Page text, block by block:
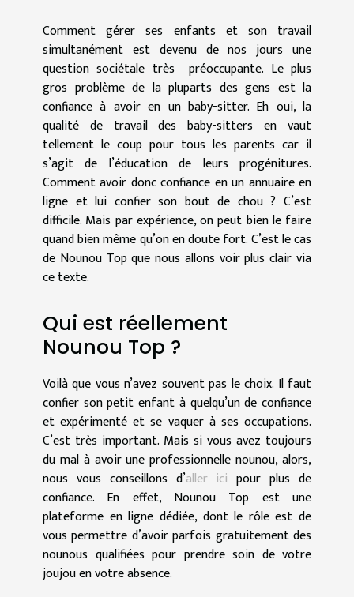
Comment gérer ses enfants et son travail
simultanément est devenu de nos jours une
question sociétale très préoccupante. Le plus
gros problème de la pluparts des gens est la
confiance à avoir en un baby-sitter. Eh oui, la
qualité de travail des baby-sitters en vaut
tellement le coup pour tous les parents car il
s’agit de l’éducation de leurs progénitures.
Comment avoir donc confiance en un annuaire en
ligne et lui confier son bout de chou ? C’est
difficile. Mais par expérience, on peut bien le faire
quand bien même qu’on en doute fort. C’est le cas
de Nounou Top que nous allons voir plus clair via
ce texte.
Qui est réellement
Nounou Top ?
Voilà que vous n’avez souvent pas le choix. Il faut
confier son petit enfant à quelqu’un de confiance
et expérimenté et se vaquer à ses occupations.
C’est très important. Mais si vous avez toujours
du mal à avoir une professionnelle nounou, alors,
nous vous conseillons d’aller ici pour plus de
confiance. En effet, Nounou Top est une
plateforme en ligne dédiée, dont le rôle est de
vous permettre d’avoir parfois gratuitement des
nounous qualifiées pour prendre soin de votre
joujou en votre absence.